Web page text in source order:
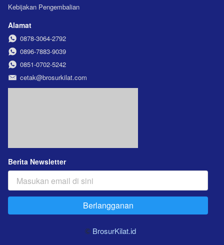
Kebijakan Pengembalian
Alamat
0878-3064-2792
0896-7883-9039
0851-0702-5242
cetak@brosurkilat.com
Berita Newsletter
`Berlangganan
BrosurKilat.id